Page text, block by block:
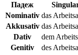
Падеж
Nominativ das
Akkusativ das
Dativ
dem
Genitiv
des